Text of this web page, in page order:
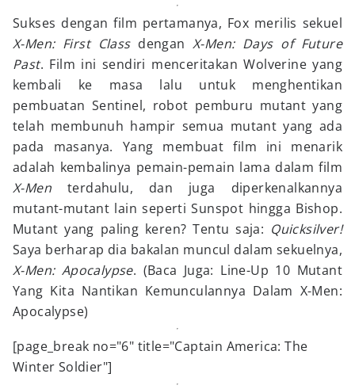
Sukses dengan film pertamanya, Fox merilis sekuel
X-Men: First Class denganX-Men: Days of Future
Past. Film ini sendiri menceritakan Wolverine yang
kembali ke masa lalu untuk menghentikan
pembuatan Sentinel, robot pemburu mutant yang
telah membunuh hampir semua mutant yang ada
pada masanya. Yang membuat film ini menarik
adalah kembalinya pemain-pemain lama dalam film
X-Men terdahulu, dan juga diperkenalkannya
mutant-mutant lain seperti Sunspot hingga Bishop.
Mutant yang paling keren? Tentu saja: Quicksilver!
Saya berharap dia bakalan muncul dalam sekuelnya,
X-Men: Apocalypse. (Baca Juga: Line-Up 10 Mutant
Yang Kita Nantikan Kemunculannya Dalam X-Men:
Apocalypse)
[page_break no="6" title="Captain America: The
Winter Soldier"]